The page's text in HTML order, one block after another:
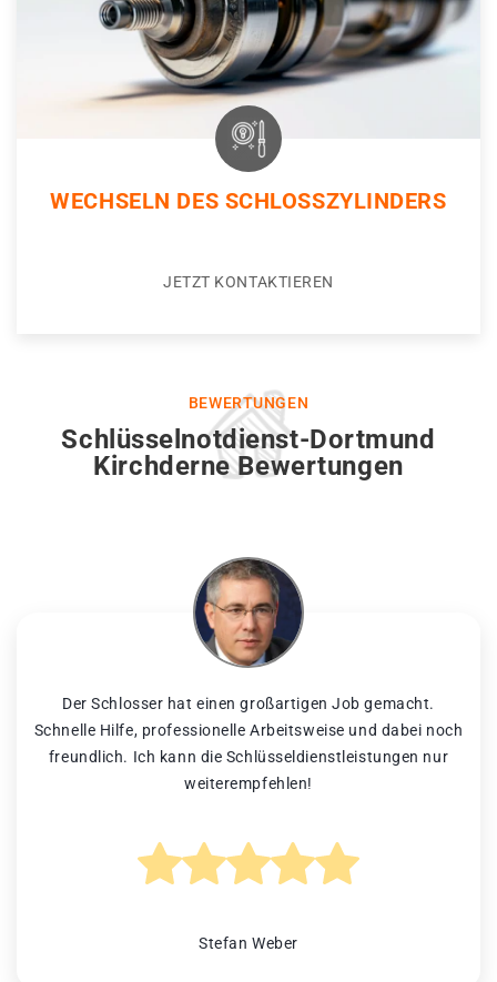
WECHSELN DES SCHLOSSZYLINDERS
JETZT KONTAKTIEREN
BEWERTUNGEN
Schlüsselnotdienst-Dortmund
Kirchderne Bewertungen
Der Schlosser hat einen großartigen Job gemacht.
Schnelle Hilfe, professionelle Arbeitsweise und dabei noch
freundlich. Ich kann die Schlüsseldienstleistungen nur
weiterempfehlen!
Stefan Weber